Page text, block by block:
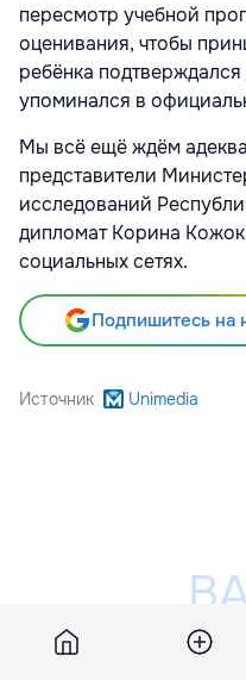
пересмотр учебной
оценивания, чтобы
ребёнка
упоминался в
Мы всё ещё ждём
представители
исследований
дипломат Корина
социальных сетях.
Подпишитесь на
Источник Unimedia